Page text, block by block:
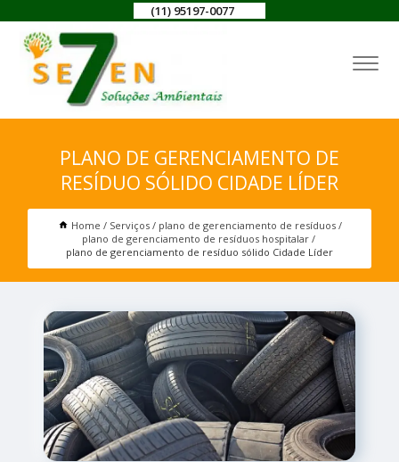
(11) 95197-0077
PLANO DE GERENCIAMENTO DE
RESÍDUO SÓLIDO CIDADE LÍDER
Home Serviços
plano de gerenciamento de resíduos
plano de gerenciamento de resíduos hospitalar
plano de gerenciamento de resíduo sólido Cidade Líder